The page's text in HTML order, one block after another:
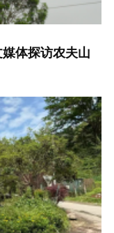
体探访农夫山